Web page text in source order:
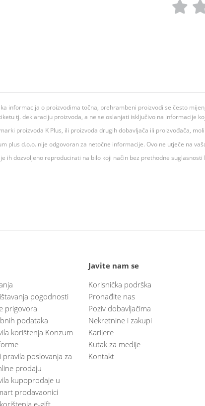
informacija o proizvodima točna, prehrambeni proizvodi se često
tj. deklaraciju proizvoda, a ne se oslanjati isključivo na informacije
proizvoda K Plus, ili proizvoda drugih dobavljača ili proizvođača,
plus d.o.o. nije odgovoran za netočne informacije. Ovo ne utječe na
ih dozvoljeno reproducirati na bilo koji način bez prethodne suglasnosti
pogodnosti
prigovora
podataka
korištenja Konzum
pravila poslovanja za
prodaju
kupoprodaje u
prodavaonici
e-gift
Javite nam se
Korisnička podrška
Pronađite nas
Poziv dobavljačima
Nekretnine i zakupi
Karijere
Kutak za medije
Kontakt